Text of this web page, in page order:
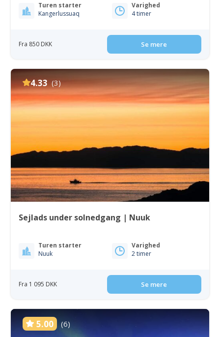
Turen starter
Kangerlussuaq
Varighed
4 timer
Fra 850 DKK Se mere
4.33 (3)
Sejlads under solnedgang | Nuuk
Turen starter
Nuuk
Varighed
2 timer
Fra 1 095 DKK Se mere
5.00 (6)